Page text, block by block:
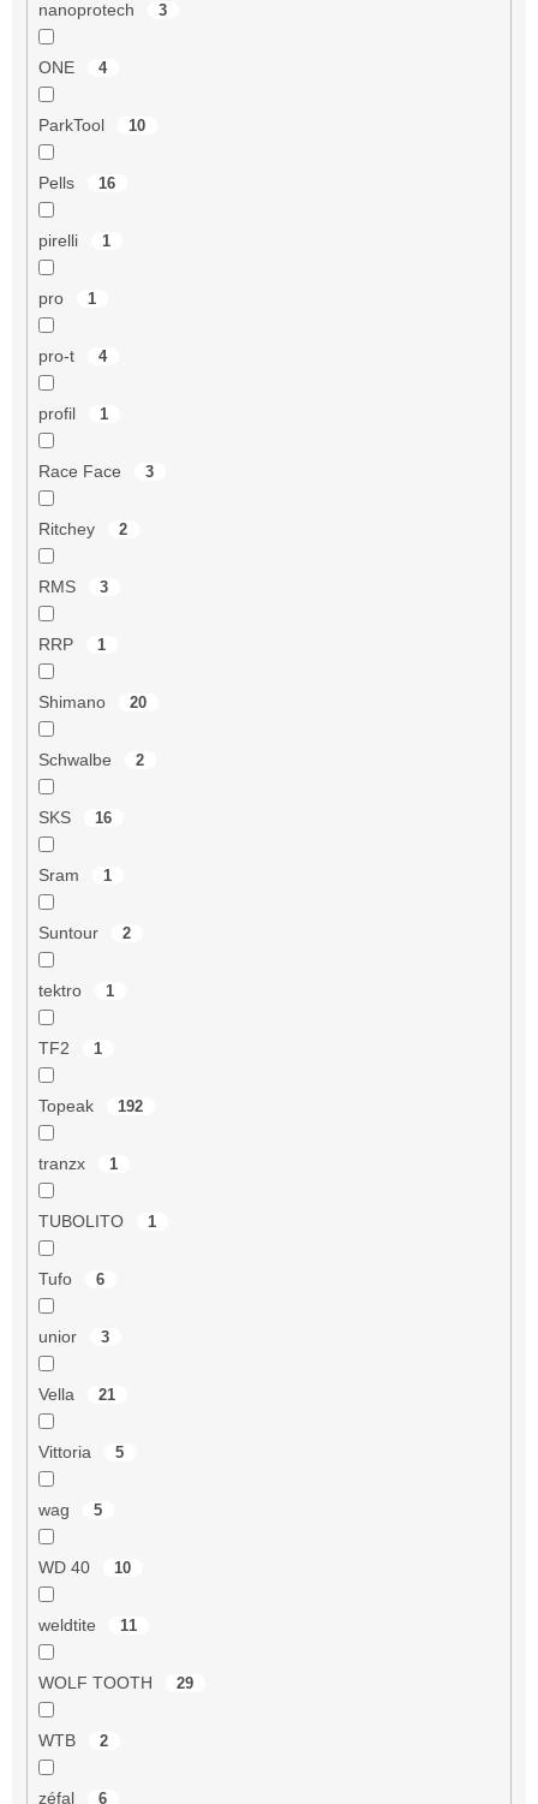
nanoprotech 3
ONE 4
ParkTool 10
Pells 16
pirelli 1
pro 1
pro-t 4
profil 1
Race Face 3
Ritchey 2
RMS 3
RRP 1
Shimano 20
Schwalbe 2
SKS 16
Sram 1
Suntour 2
tektro 1
TF2 1
Topeak 192
tranzx 1
TUBOLITO 1
Tufo 6
unior 3
Vella 21
Vittoria 5
wag 5
WD 40 10
weldtite 11
WOLF TOOTH 29
WTB 2
zéfal 6